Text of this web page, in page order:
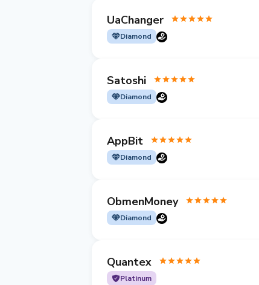
UaChanger
Diamond
Satoshi
Diamond
AppBit
Diamond
ObmenMoney
Diamond
Quantex
Platinum